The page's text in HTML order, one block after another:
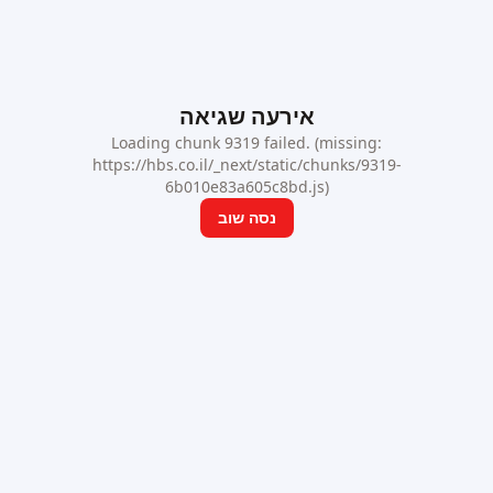
אירעה שגיאה
Loading chunk 9319 failed. (missing:
https://hbs.co.il/_next/static/chunks/9319-
6b010e83a605c8bd.js)